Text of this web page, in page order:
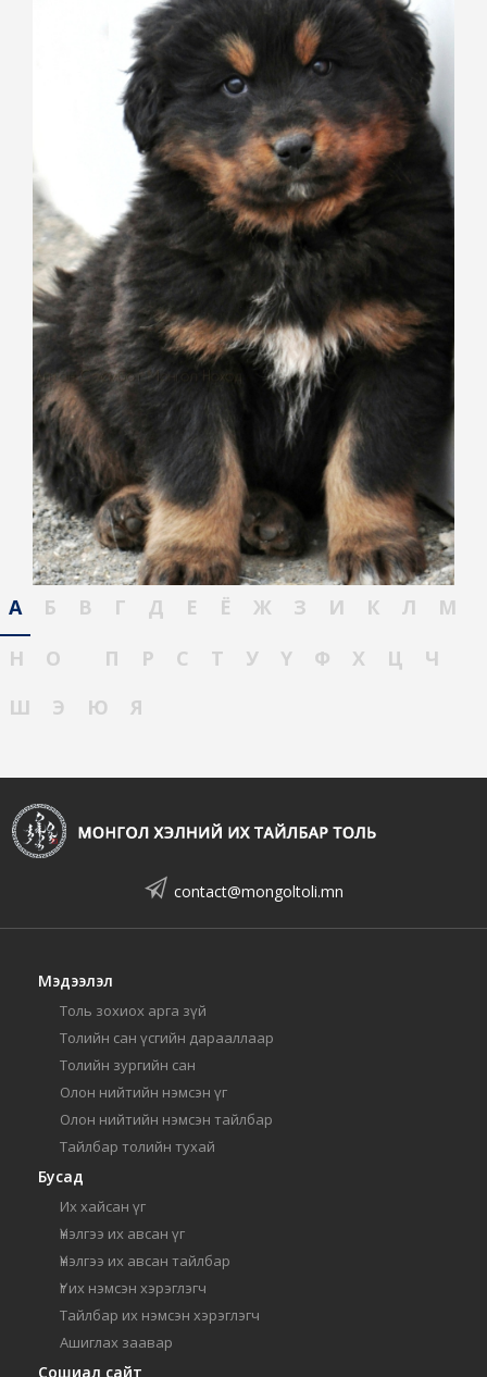
А Б В Г Д Е Ё Ж З И К Л
М
Н
О П Р С Т У Ү Ф Х Ц
Ч
Ш
Э Ю Я
contact@mongoltoli.mn
Мэдээлэл
Толь зохиох арга зүй
Толийн сан үсгийн дарааллаар
Толийн зургийн сан
Олон нийтийн нэмсэн үг
Олон нийтийн нэмсэн тайлбар
Тайлбар толийн тухай
Бусад
Их хайсан үг
Үнэлгээ их авсан үг
Үнэлгээ их авсан тайлбар
Үг их нэмсэн хэрэглэгч
Тайлбар их нэмсэн хэрэглэгч
Ашиглах заавар
Сошиал сайт